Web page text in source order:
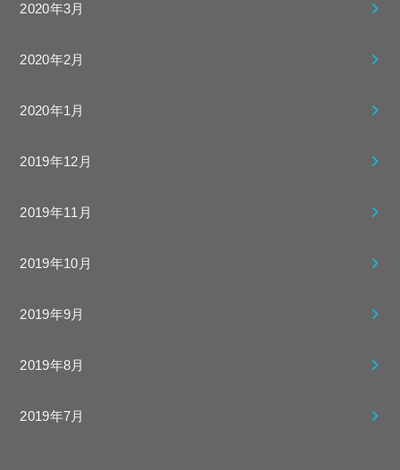
2020年3月
2020年2月
2020年1月
2019年12月
2019年11月
2019年10月
2019年9月
2019年8月
2019年7月